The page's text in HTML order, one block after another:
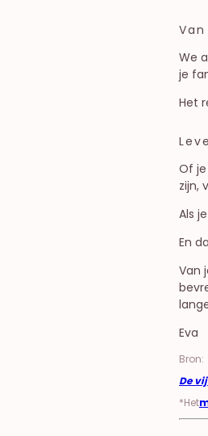
We
je
Het
Of
zijn,
Als
En
Van
Eva
Bron:
De
*Het